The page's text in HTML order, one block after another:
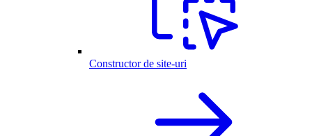
Constructor de site-uri